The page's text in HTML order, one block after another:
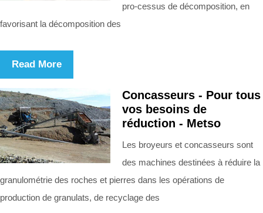
pro-cessus de décomposition, en
favorisant la décomposition des
Read More
Concasseurs - Pour tous
vos besoins de
réduction - Metso
Les broyeurs et concasseurs sont
des machines destinées à réduire la
granulométrie des roches et pierres dans les opérations de
production de granulats, de recyclage des